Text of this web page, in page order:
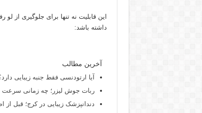
این قابلیت نه تنها برای جلوگیری از
داشته باشد:
آخرین مطالب
آیا ارتودنسی فقط جنبه زیبایی
ربات جوش لیزر؛ چه زمانی سرعت
دندانپزشک زیبایی در کرج؛ قبل از